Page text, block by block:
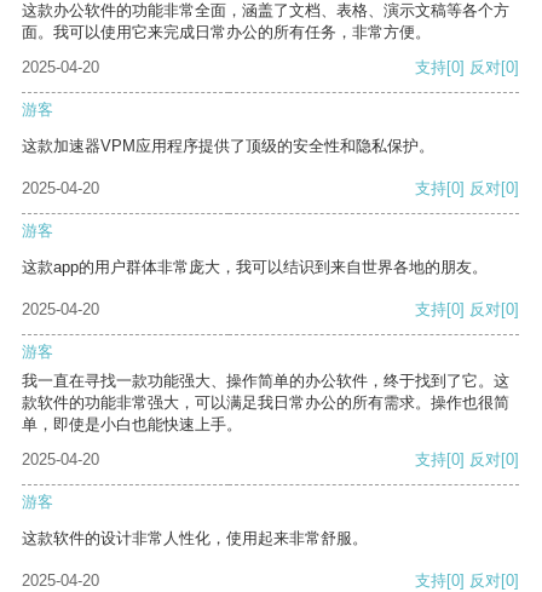
这款办公软件的功能非常全面，涵盖了文档、表格、演示文稿等各个方
面。我可以使用它来完成日常办公的所有任务，非常方便。
2025-04-20
支持[0] 反对[0]
游客
这款加速器VPM应用程序提供了顶级的安全性和隐私保护。
2025-04-20 支持[0] 反对[0]
游客
这款app的用户群体非常庞大，我可以结识到来自世界各地的朋友。
2025-04-20 支持[0] 反对[0]
游客
我一直在寻找一款功能强大、操作简单的办公软件，终于找到了它。这
款软件的功能非常强大，可以满足我日常办公的所有需求。操作也很简
单，即使是小白也能快速上手。
2025-04-20
支持[0] 反对[0]
游客
这款软件的设计非常人性化，使用起来非常舒服。
2025-04-20 支持[0] 反对[0]